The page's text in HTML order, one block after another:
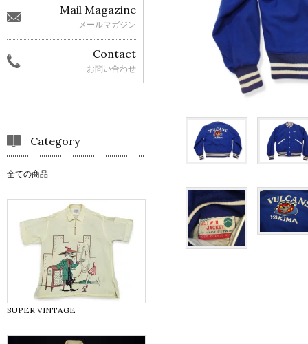
Mail Magazine
メールマガジン
Contact
お問い合わせ
Category
全ての商品
SUPER VINTAGE